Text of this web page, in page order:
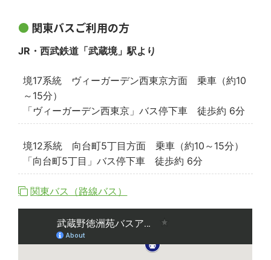
関東バスご利用の方
JR・西武鉄道「武蔵境」駅より
境17系統 ヴィーガーデン西東京方面 乗車（約10
～15分）
「ヴィーガーデン西東京」バス停下車 徒歩約 6分
境12系統 向台町5丁目方面 乗車（約10～15分）
「向台町5丁目」バス停下車 徒歩約 6分
関東バス（路線バス）